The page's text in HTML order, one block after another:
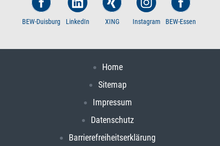
BEW-Duisburg LinkedIn XING Instagram BEW-Essen
Home
Sitemap
Impressum
Datenschutz
Barrierefreiheitserklärung